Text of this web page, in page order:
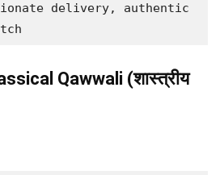
delivery, authentic
Qawwali (शास्त्रीय